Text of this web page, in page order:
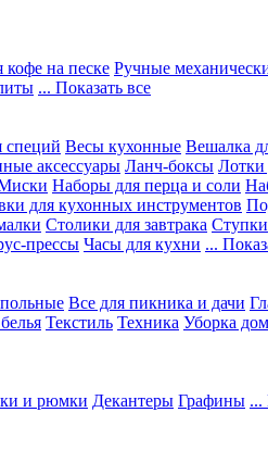
на песке Ручные
... Показать все
специй Весы кухонные Вешалка
аксессуары Ланч-боксы Лотки
Наборы для перца и соли
для кухонных инструментов
Столики для завтрака Ступки
прессы Часы для кухни ...
Все для пикника и дачи
Текстиль Техника Уборка
и рюмки Декантеры Графины ...